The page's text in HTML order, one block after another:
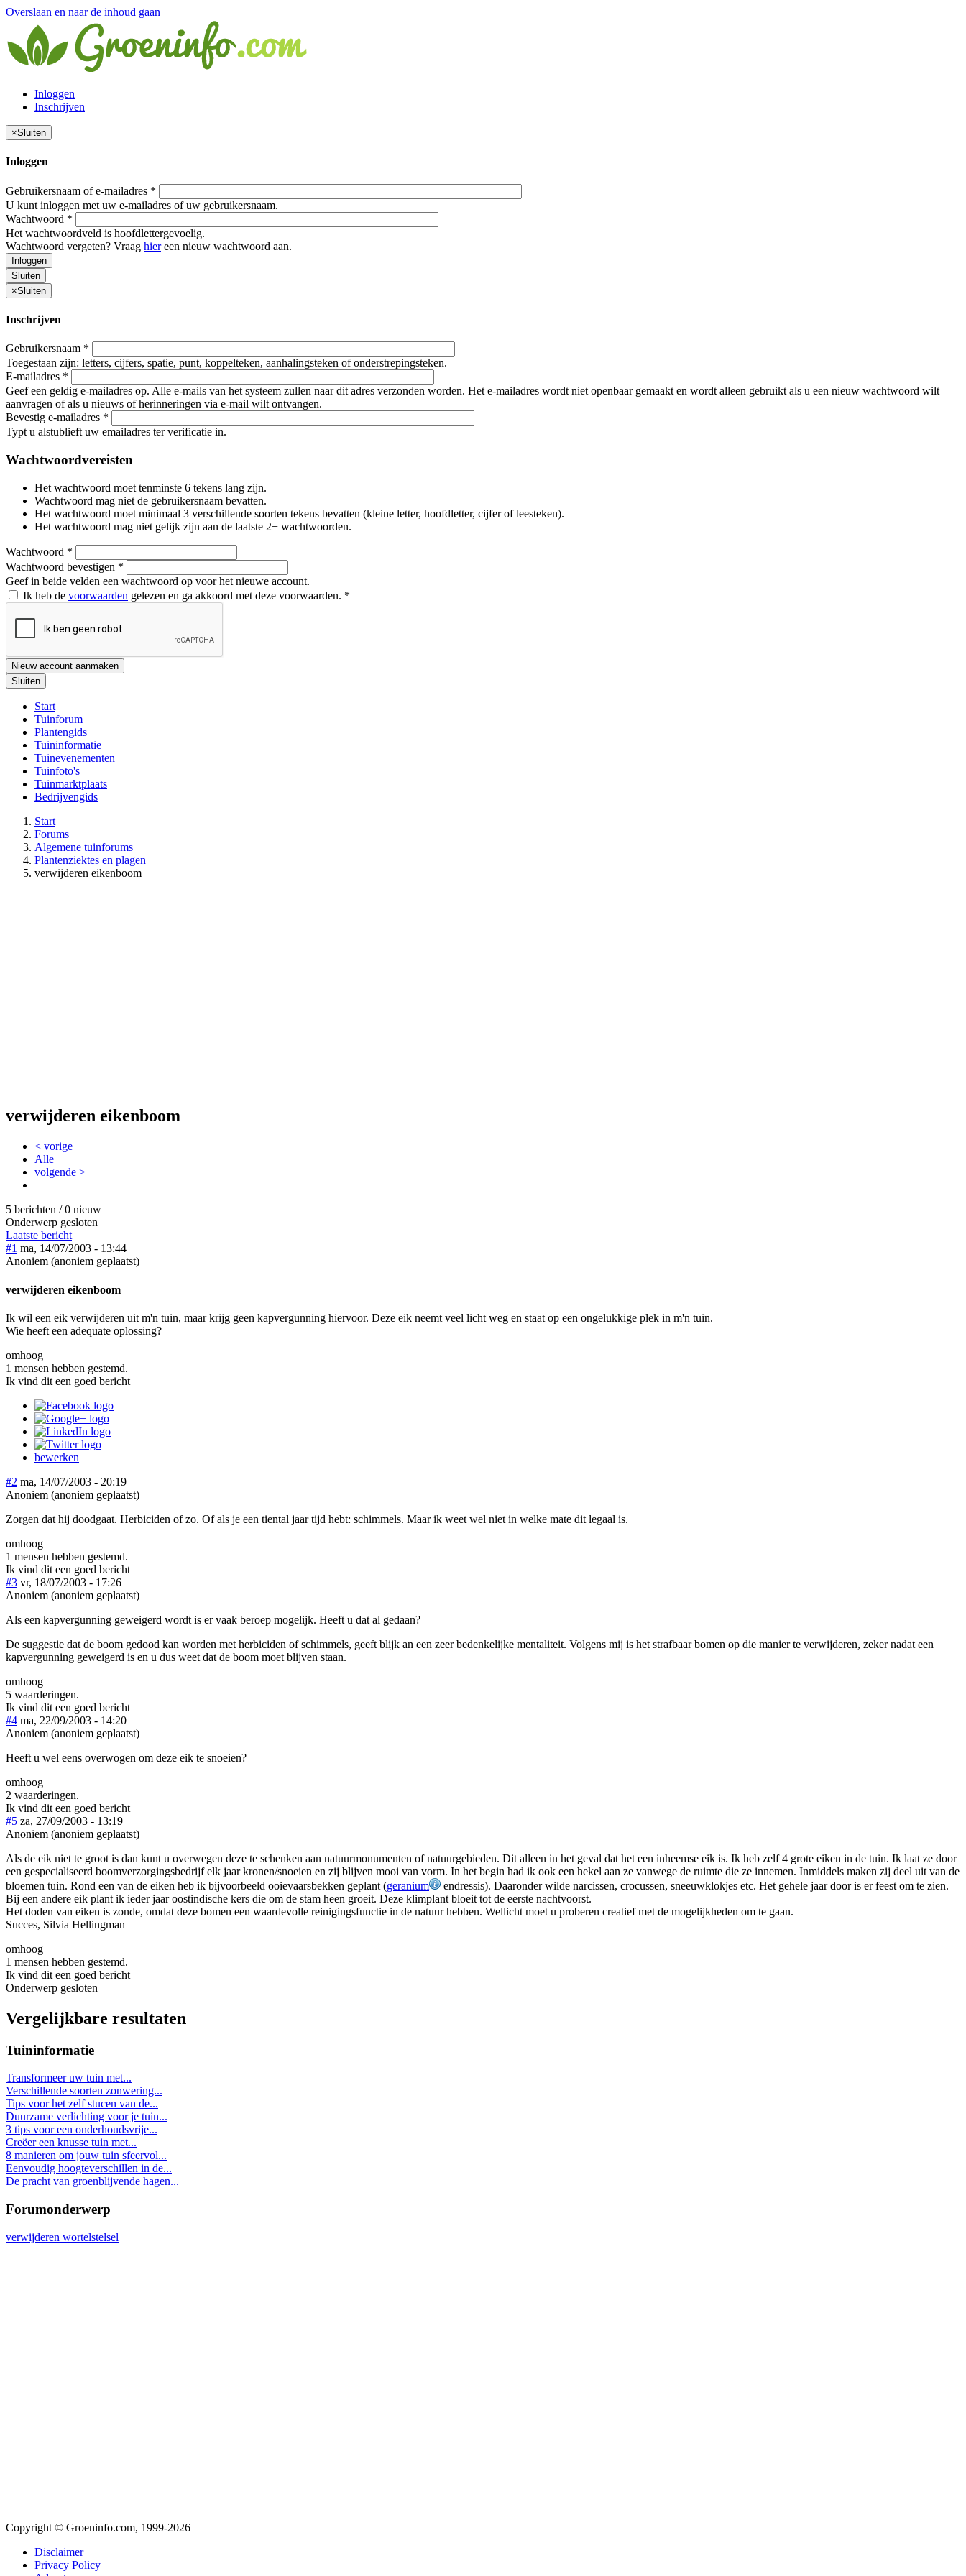
Overslaan en naar de inhoud gaan
Inloggen
Inschrijven
×Sluiten
Inloggen
Gebruikersnaam of e-mailadres *
U kunt inloggen met uw e-mailadres of uw gebruikersnaam.
Wachtwoord *
Het wachtwoordveld is hoofdlettergevoelig.
Wachtwoord vergeten? Vraag hiereen nieuw wachtwoord aan.
Inloggen
Sluiten
×Sluiten
Inschrijven
Gebruikersnaam *
Toegestaan zijn: letters, cijfers, spatie, punt, koppelteken, aanhalingsteken of onderstrepingsteken.
E-mailadres *
Geef een geldig e-mailadres op. Alle e-mails van het systeem zullen naar dit adres verzonden worden. Het e-mailadres wordt niet openbaar gemaakt en wordt alleen gebruikt als u een nieuw wachtwoord wilt
aanvragen of als u nieuws of herinneringen via e-mail wilt ontvangen.
Bevestig e-mailadres *
Typt u alstublieft uw emailadres ter verificatie in.
Wachtwoordvereisten
Het wachtwoord moet tenminste 6 tekens lang zijn.
Wachtwoord mag niet de gebruikersnaam bevatten.
Het wachtwoord moet minimaal 3 verschillende soorten tekens bevatten (kleine letter, hoofdletter, cijfer of leesteken).
Het wachtwoord mag niet gelijk zijn aan de laatste 2+ wachtwoorden.
Wachtwoord *
Wachtwoord bevestigen *
Geef in beide velden een wachtwoord op voor het nieuwe account.
Ik heb de voorwaarden gelezen en ga akkoord met deze voorwaarden. *
Nieuw account aanmaken
Sluiten
Start
Tuinforum
Plantengids
Tuininformatie
Tuinevenementen
Tuinfoto's
Tuinmarktplaats
Bedrijvengids
Start
Forums
Algemene tuinforums
Plantenziektes en plagen
verwijderen eikenboom
verwijderen eikenboom
< vorige
Alle
volgende >
5 berichten / 0 nieuw
Onderwerp gesloten
Laatste bericht
#1 ma, 14/07/2003 - 13:44
Anoniem (anoniem geplaatst)
verwijderen eikenboom
Ik wil een eik verwijderen uit m'n tuin, maar krijg geen kapvergunning hiervoor. Deze eik neemt veel licht weg en staat op een ongelukkige plek in m'n tuin.
Wie heeft een adequate oplossing?
omhoog
1 mensen hebben gestemd.
Ik vind dit een goed bericht
bewerken
#2 ma, 14/07/2003 - 20:19
Anoniem (anoniem geplaatst)
Zorgen dat hij doodgaat. Herbiciden of zo. Of als je een tiental jaar tijd hebt: schimmels. Maar ik weet wel niet in welke mate dit legaal is.
omhoog
1 mensen hebben gestemd.
Ik vind dit een goed bericht
#3 vr, 18/07/2003 - 17:26
Anoniem (anoniem geplaatst)
Als een kapvergunning geweigerd wordt is er vaak beroep mogelijk. Heeft u dat al gedaan?
De suggestie dat de boom gedood kan worden met herbiciden of schimmels, geeft blijk an een zeer bedenkelijke mentaliteit. Volgens mij is het strafbaar bomen op die manier te verwijderen, zeker nadat een
kapvergunning geweigerd is en u dus weet dat de boom moet blijven staan.
omhoog
5 waarderingen.
Ik vind dit een goed bericht
#4 ma, 22/09/2003 - 14:20
Anoniem (anoniem geplaatst)
Heeft u wel eens overwogen om deze eik te snoeien?
omhoog
2 waarderingen.
Ik vind dit een goed bericht
#5 za, 27/09/2003 - 13:19
Anoniem (anoniem geplaatst)
Als de eik niet te groot is dan kunt u overwegen deze te schenken aan natuurmonumenten of natuurgebieden. Dit alleen in het geval dat het een inheemse eik is. Ik heb zelf 4 grote eiken in de tuin. Ik laat ze door
een gespecialiseerd boomverzorgingsbedrijf elk jaar kronen/snoeien en zij blijven mooi van vorm. In het begin had ik ook een hekel aan ze vanwege de ruimte die ze innemen. Inmiddels maken zij deel uit van de
bloemen tuin. Rond een van de eiken heb ik bijvoorbeeld ooievaarsbekken geplant (geranium
endressis). Daaronder wilde narcissen, crocussen, sneeuwklokjes etc. Het gehele jaar door is er feest om te zien.
Bij een andere eik plant ik ieder jaar oostindische kers die om de stam heen groeit. Deze klimplant bloeit tot de eerste nachtvoorst.
Het doden van eiken is zonde, omdat deze bomen een waardevolle reinigingsfunctie in de natuur hebben. Wellicht moet u proberen creatief met de mogelijkheden om te gaan.
Succes, Silvia Hellingman
omhoog
1 mensen hebben gestemd.
Ik vind dit een goed bericht
Onderwerp gesloten
Vergelijkbare resultaten
Tuininformatie
Transformeer uw tuin met...
Verschillende soorten zonwering...
Tips voor het zelf stucen van de...
Duurzame verlichting voor je tuin...
3 tips voor een onderhoudsvrije...
Creëer een knusse tuin met...
8 manieren om jouw tuin sfeervol...
Eenvoudig hoogteverschillen in de...
De pracht van groenblijvende hagen...
Forumonderwerp
verwijderen wortelstelsel
Copyright © Groeninfo.com, 1999-2026
Disclaimer
Privacy Policy